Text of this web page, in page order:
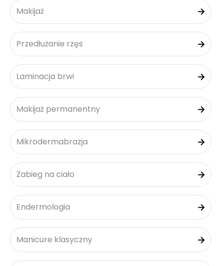
Makijaż
Przedłużanie rzęs
Laminacja brwi
Makijaż permanentny
Mikrodermabrazja
Zabieg na ciało
Endermologia
Manicure klasyczny